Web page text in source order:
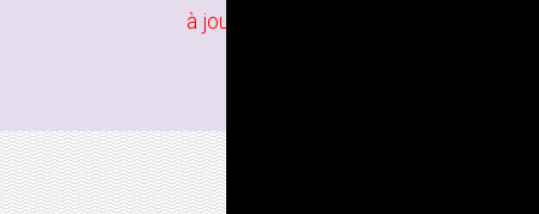
à jour en juin 2026